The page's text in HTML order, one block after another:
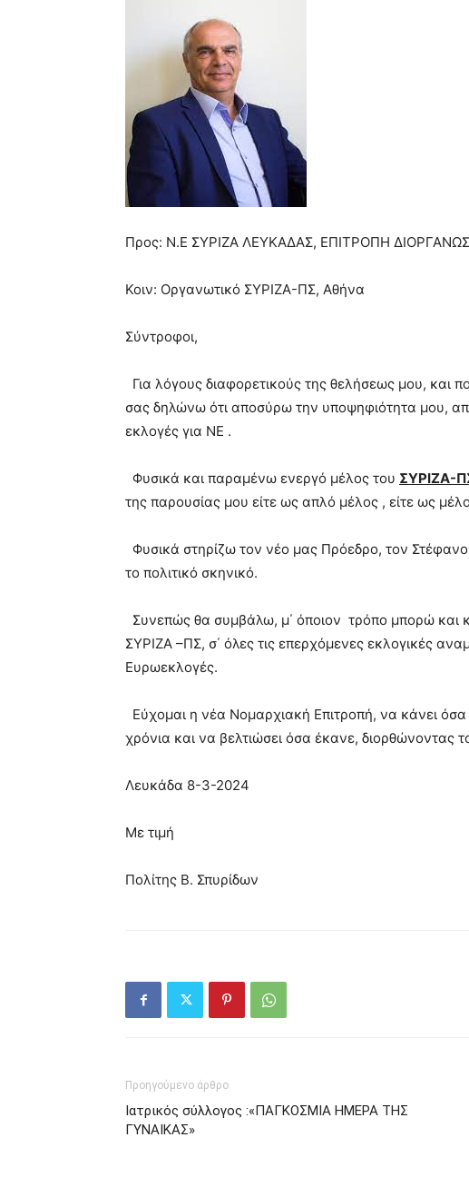
Προς: Ν.Ε ΣΥΡΙΖΑ ΛΕΥΚΑΔΑΣ, ΕΠΙΤΡΟΠΗ
Κοιν: Οργανωτικό ΣΥΡΙΖΑ-ΠΣ, Αθήνα
Σύντροφοι,
Για λόγους διαφορετικούς της θελήσεως μου, και
σας δηλώνω ότι αποσύρω την υποψηφιότητα μου,
εκλογές για ΝΕ .
Φυσικά και παραμένω ενεργό μέλος του ΣΥΡΙΖΑ-
της παρουσίας μου είτε ως απλό μέλος , είτε ως
Φυσικά στηρίζω τον νέο μας Πρόεδρο, τον
το πολιτικό σκηνικό.
Συνεπώς θα συμβάλω, μ΄ όποιον τρόπο μπορώ και
ΣΥΡΙΖΑ –ΠΣ, σ΄ όλες τις επερχόμενες εκλογικές
Ευρωεκλογές.
Εύχομαι η νέα Νομαρχιακή Επιτροπή, να κάνει
χρόνια και να βελτιώσει όσα έκανε, διορθώνοντας
Λευκάδα 8-3-2024
Με τιμή
Πολίτης Β. Σπυρίδων
Προηγούμενο άρθρο
Iατρικός σύλλογος :«ΠΑΓΚΟΣΜΙΑ ΗΜΕΡΑ ΤΗΣ
ΓΥΝΑΙΚΑΣ»